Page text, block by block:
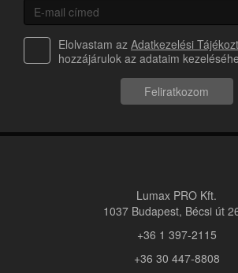
Elolvastam az Adatkezelési
hozzájárulok az adataim
Feliratkozom
Lumax PRO Kft.
1037 Budapest, Bécsi út
+36 1 397-2115
+36 30 447-8808